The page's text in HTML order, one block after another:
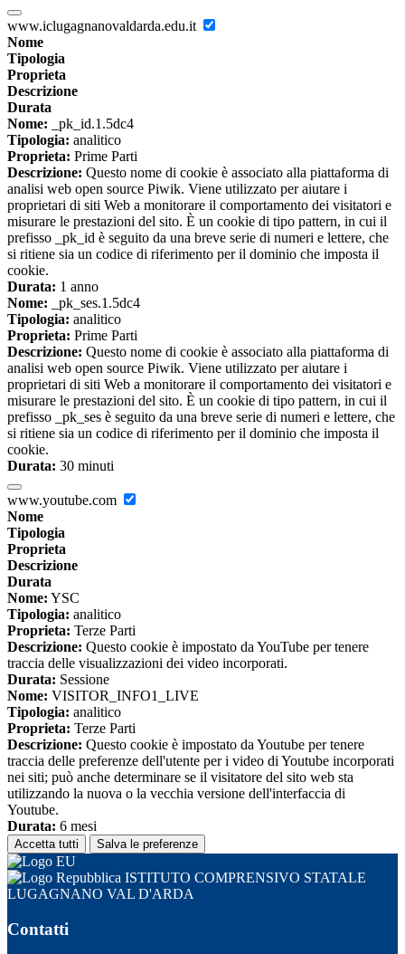
www.iclugagnanovaldarda.edu.it
Nome
Tipologia
Proprieta
Descrizione
Durata
Nome: _pk_id.1.5dc4
Tipologia: analitico
Proprieta: Prime Parti
Descrizione: Questo nome di cookie è associato alla piattaforma di
analisi web open source Piwik. Viene utilizzato per aiutare i
proprietari di siti Web a monitorare il comportamento dei visitatori e
misurare le prestazioni del sito. È un cookie di tipo pattern, in cui il
prefisso _pk_id è seguito da una breve serie di numeri e lettere, che
si ritiene sia un codice di riferimento per il dominio che imposta il
cookie.
Durata: 1 anno
Nome: _pk_ses.1.5dc4
Tipologia: analitico
Proprieta: Prime Parti
Descrizione: Questo nome di cookie è associato alla piattaforma di
analisi web open source Piwik. Viene utilizzato per aiutare i
proprietari di siti Web a monitorare il comportamento dei visitatori e
misurare le prestazioni del sito. È un cookie di tipo pattern, in cui il
prefisso _pk_ses è seguito da una breve serie di numeri e lettere, che
si ritiene sia un codice di riferimento per il dominio che imposta il
cookie.
Durata: 30 minuti
www.youtube.com
Nome
Tipologia
Proprieta
Descrizione
Durata
Nome: YSC
Tipologia: analitico
Proprieta: Terze Parti
Descrizione: Questo cookie è impostato da YouTube per tenere
traccia delle visualizzazioni dei video incorporati.
Durata: Sessione
Nome: VISITOR_INFO1_LIVE
Tipologia: analitico
Proprieta: Terze Parti
Descrizione: Questo cookie è impostato da Youtube per tenere
traccia delle preferenze dell'utente per i video di Youtube incorporati
nei siti; può anche determinare se il visitatore del sito web sta
utilizzando la nuova o la vecchia versione dell'interfaccia di
Youtube.
Durata: 6 mesi
Accetta tutti Salva le preferenze
ISTITUTO COMPRENSIVO STATALE
LUGAGNANO VAL D'ARDA
Contatti